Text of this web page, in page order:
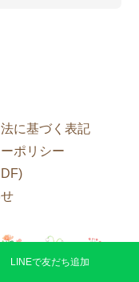
LINEで友だち追加
に基づく表記
ポリシー
Labo.